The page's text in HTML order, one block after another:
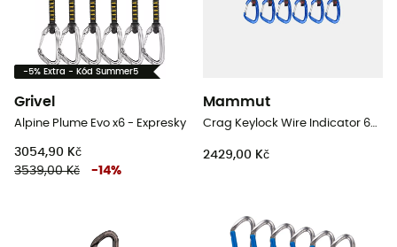
-5% Extra - Kód Summer5
Grivel
Alpine Plume Evo x6 - Expresky
3054,90 Kč
3539,00 Kč
-14%
Mammut
Crag Keylock Wire Indicator 6-Pack - Expresky
2429,00 Kč